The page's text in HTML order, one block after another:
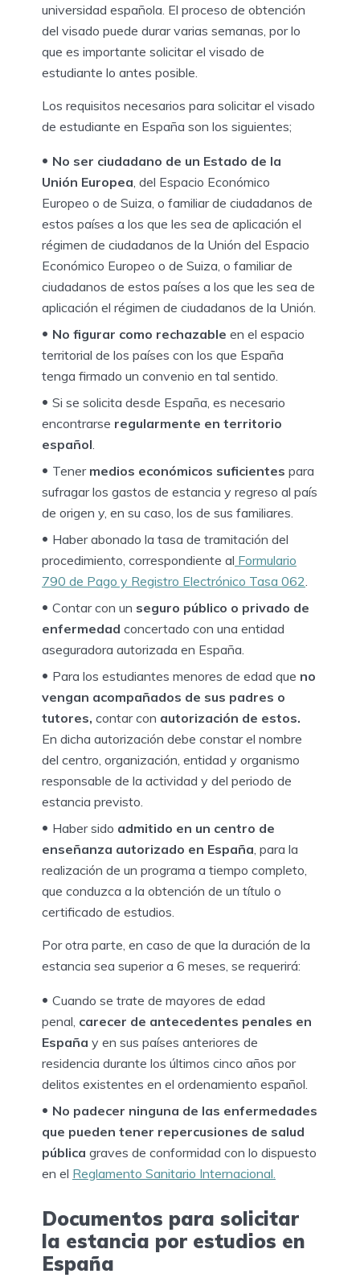
universidad española. El proceso de obtención
del visado puede durar varias semanas, por lo
que es importante solicitar el visado de
estudiante lo antes posible.
Los requisitos necesarios para solicitar el visado
de estudiante en España son los siguientes;
No ser ciudadano de un Estado de la
Unión Europea, del Espacio Económico
Europeo o de Suiza, o familiar de ciudadanos de
estos países a los que les sea de aplicación el
régimen de ciudadanos de la Unión del Espacio
Económico Europeo o de Suiza, o familiar de
ciudadanos de estos países a los que les sea de
aplicación el régimen de ciudadanos de la Unión.
No figurar como rechazable en el espacio
territorial de los países con los que España
tenga firmado un convenio en tal sentido.
Si se solicita desde España, es necesario
encontrarse regularmente en territorio
español.
Tener medios económicos suficientes para
sufragar los gastos de estancia y regreso al país
de origen y, en su caso, los de sus familiares.
Haber abonado la tasa de tramitación del
procedimiento, correspondiente al Formulario
790 de Pago y Registro Electrónico Tasa 062.
Contar con un seguro público o privado de
enfermedad concertado con una entidad
aseguradora autorizada en España.
Para los estudiantes menores de edad que no
vengan acompañados de sus padres o
tutores, contar con autorización de estos.
En dicha autorización debe constar el nombre
del centro, organización, entidad y organismo
responsable de la actividad y del periodo de
estancia previsto.
Haber sido admitido en un centro de
enseñanza autorizado en España, para la
realización de un programa a tiempo completo,
que conduzca a la obtención de un título o
certificado de estudios.
Por otra parte, en caso de que la duración de la
estancia sea superior a 6 meses, se requerirá:
Cuando se trate de mayores de edad
penal, carecer de antecedentes penales en
España y en sus países anteriores de
residencia durante los últimos cinco años por
delitos existentes en el ordenamiento español.
No padecer ninguna de las enfermedades
que pueden tener repercusiones de salud
pública graves de conformidad con lo dispuesto
en el Reglamento Sanitario Internacional.
Documentos para solicitar
la estancia por estudios en
España